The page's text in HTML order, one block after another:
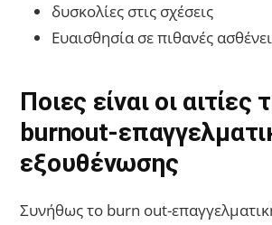
δυσκολίες στις σχέσεις
Ευαισθησία σε πιθανές
Ποιες είναι οι αιτίες
burnout-
εξουθένωσης
Συνήθως το burn out-